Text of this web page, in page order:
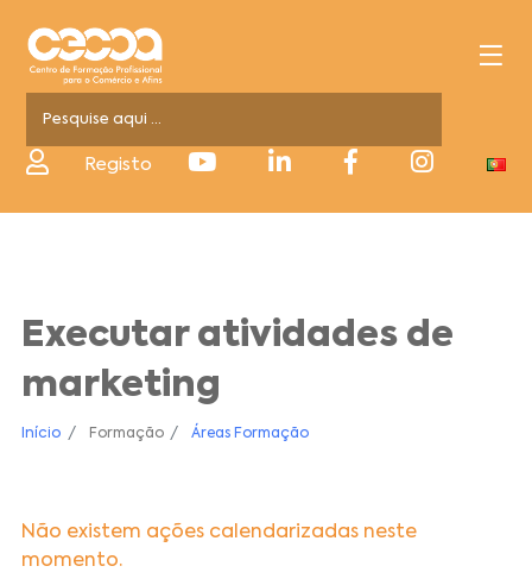
Registo
Executar atividades de
marketing
Início Formação Áreas Formação
Não existem ações calendarizadas neste
momento.